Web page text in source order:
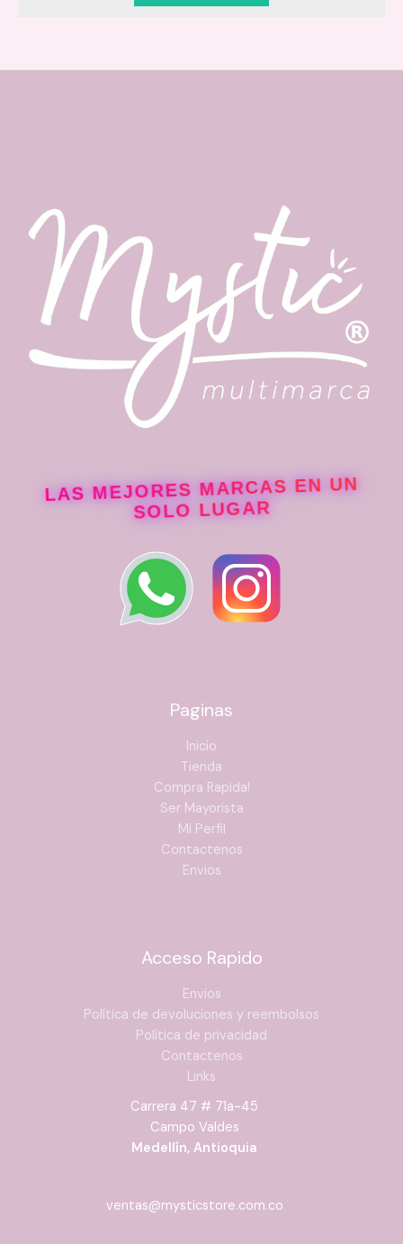
LAS MEJORES MARCAS EN UN
SOLO LUGAR
Paginas
Inicio
Tienda
Compra Rapida!
Ser Mayorista
Mi Perfil
Contactenos
Envios
Acceso Rapido
Envios
Política de devoluciones y reembolsos
Política de privacidad
Contactenos
Links
Carrera 47 # 71a-45
Campo Valdes
Medellín, Antioquia
ventas@mysticstore.com.co